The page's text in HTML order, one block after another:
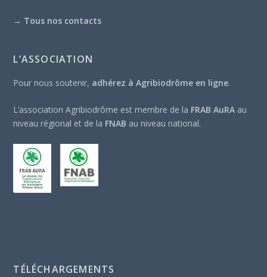
→ Tous nos contacts
L’ASSOCIATION
Pour nous soutenir, adhérez à Agribiodrôme en ligne.
L’association Agribiodrôme est membre de la FRAB AuRA au
niveau régional et de la FNAB au niveau national.
TÉLÉCHARGEMENTS